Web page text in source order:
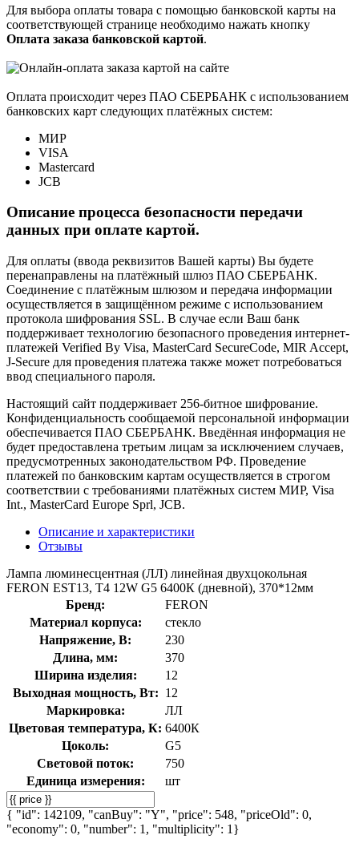
Для выбора оплаты товара с помощью банковской карты на
соответствующей странице необходимо нажать кнопку
Оплата заказа банковской картой.
Оплата происходит через ПАО СБЕРБАНК с использованием
банковских карт следующих платёжных систем:
МИР
VISA
Mastercard
JCB
Описание процесса безопасности передачи
данных при оплате картой.
Для оплаты (ввода реквизитов Вашей карты) Вы будете
перенаправлены на платёжный шлюз ПАО СБЕРБАНК.
Соединение с платёжным шлюзом и передача информации
осуществляется в защищённом режиме с использованием
протокола шифрования SSL. В случае если Ваш банк
поддерживает технологию безопасного проведения интернет-
платежей Verified By Visa, MasterCard SecureCode, MIR Accept,
J-Secure для проведения платежа также может потребоваться
ввод специального пароля.
Настоящий сайт поддерживает 256-битное шифрование.
Конфиденциальность сообщаемой персональной информации
обеспечивается ПАО СБЕРБАНК. Введённая информация не
будет предоставлена третьим лицам за исключением случаев,
предусмотренных законодательством РФ. Проведение
платежей по банковским картам осуществляется в строгом
соответствии с требованиями платёжных систем МИР, Visa
Int., MasterCard Europe Sprl, JCB.
Описание и характеристики
Отзывы
Лампа люминесцентная (ЛЛ) линейная двухцокольная
FERON EST13, T4 12W G5 6400К (дневной), 370*12мм
Бренд:
FERON
Материал корпуса:
стекло
Напряжение, В:
230
Длина, мм:
370
Ширина изделия:
12
Выходная мощность, Вт: 12
Маркировка:
ЛЛ
Цветовая температура, К: 6400К
Цоколь:
G5
Световой поток:
750
Единица измерения:
шт
{ "id": 142109, "canBuy": "Y", "price": 548, "priceOld": 0,
"economy": 0, "number": 1, "multiplicity": 1}